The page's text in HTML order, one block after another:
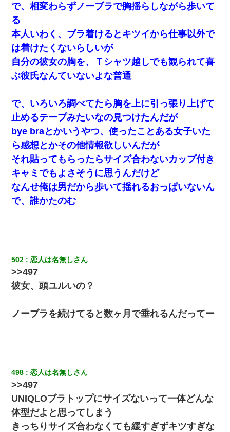
【悲報】嫁がワイのこと嫌いっぽいから単身赴任した結果
我が家のガレージに見知らぬ車。俺「もしもし、玄関にもシャッ
ターリモコンあるだろ？DOWNのボタン押してｗ」→ 待つこと１
時間弱・・・
医者「糖尿病で余命1年です」 ワイ「知らんわｗどうせ死ぬなら
食べる量増やすわｗ」→結果ｗｗｗｗｗ
小学生の妹が20代の弟とチューしてるのに、見て見ぬふりの親を
見てから実家を出た。それから15年、妹が弟の子を妊娠したらし
くもう堕胎できない月なんだと母から連絡がきた…｜生活｜ワロ
タあんてな
同じマンションに住んでる女性が鍵をわかりやすいところに隠し
ている事に気づいた俺「忍びこんでみよう！」→ 結果
高1のとき男に襲われ、不妊の叔母に頼まれて出産。→叔母夫婦が
養子縁組してアメリカに子供を連れ帰った。→9・11で叔母夫婦が
亡くなってしまい…
婚活パーティーでよく会う美女がいた。こんな完璧な容姿を持っ
てしても結婚て難しいんだなぁ…と思ってた
子供の頃、母の弟にイタズラされてて中学に入ってから関係を持
ってしまった。拒絶したら「全部バラしてやる」と脅迫されたの
【衝撃】女友達から行為中に告白されてOKした結果
スマホを与えられて、中学卒業する頃にはすっかり女叩きに洗脳
された弟が、大学進学のために一人暮らししたいと言い出した。
で、相変わらずノーブラで胸揺らしながら歩いて
る
本人いわく、ブラ着けるとキツイから仕事以外で
は着けたくないらしいが
自分の彼女の胸を、Ｔシャツ越しでも観られて喜
ぶ彼氏なんていないよな普通
で、いろいろ調べてたら胸を上に引っ張り上げて
止めるテープみたいなの見つけたんだが
bye braとかいうやつ、使ったことある女子いた
ら感想とかその他情報欲しいんだが
それ貼ってもらったらサイズ合わないカップ付き
キャミでもよさそうに思うんだけど
なんせ俺は男だから歩いて揺れるおっぱいないん
で、誰かたのむ
502 恋人は名無しさん
>>497
彼女、頭ユルいの？
ノーブラを続けてると数ヶ月で垂れるんだってー
498 恋人は名無しさん
>>497
UNIQLOブラトップにサイズないって一体どんな
体型だよと思ってしまう
きっちりサイズ合わなくても緩すぎずキツすぎな